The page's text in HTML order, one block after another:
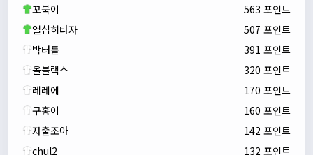
새해 복많이 받으세요!!
자출조아00:23:55
꼬북이
563 포인트
열심히타자
507 포인트
박터틀
391 포인트
올블랙스
320 포인트
레레에
170 포인트
구홍이
160 포인트
자출조아
142 포인트
chul2
132 포인트